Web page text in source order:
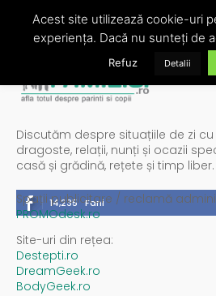
Discutăm despre situațiile de zi
dragoste, relații, nunți și ocazii
casă și grădină, rețete și timp liber.
14,235 Fani
Spații publicitare / reclamă
PROMOdesk.ro
Site-uri din rețea:
Destepti.ro
DreamGeek.ro
BodyGeek.ro
Acest site utilizează cookie-uri
experiența. Dacă nu sunteți de
Refuz Detalii